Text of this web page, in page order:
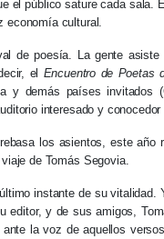
el público sature cada sala.
cultural.
de poesía. La gente
el Encuentro de Poetas
y demás países invitados
interesado y conocedor
los asientos, este año
de Tomás Segovia.
instante de su vitalidad.
y de sus amigos,
la voz de aquellos